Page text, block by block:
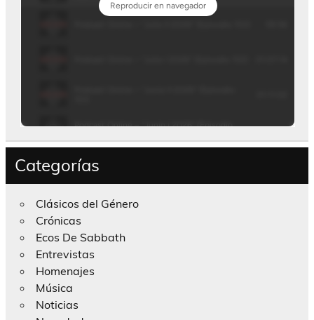
Categorías
Clásicos del Género
Crónicas
Ecos De Sabbath
Entrevistas
Homenajes
Música
Noticias